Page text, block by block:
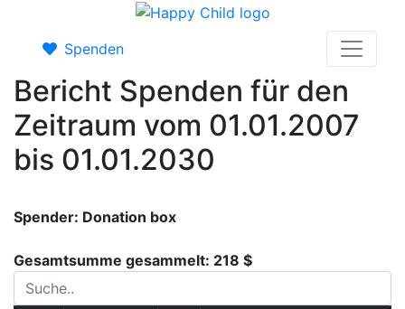
Spenden
Bericht Spenden für den
Zeitraum vom 01.01.2007
bis 01.01.2030
Spender: Donation box
Gesamtsumme gesammelt: 218 $